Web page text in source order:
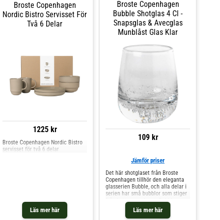
Broste Copenhagen
Nordic Bistro Servisset För
Två 6 Delar
1225 kr
Läs mer här
Broste Copenhagen Nordic Bistro
servisset för två 6 delar
Broste Copenhagen
Bubble Shotglas 4 Cl -
Snapsglas & Avecglas
Munblåst Glas Klar
109 kr
Läs mer här
Jämför priser
Det här shotglaset från Broste
Copenhagen tillhör den eleganta
glasserien Bubble, och alla delar i
serien har små bubblor som stiger
från botten av glaset. Bubble ger
det dukade bordet både karaktär
och personlighet, oavsett tillfälle.